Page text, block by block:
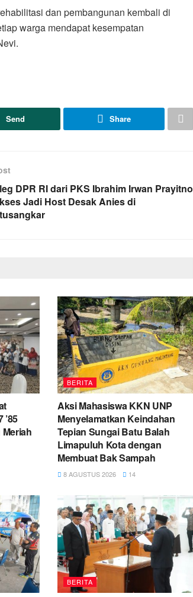
dan pembangunan kembali di
warga mendapat kesempatan
Send Share
DPR RI dari PKS Ibrahim Irwan Prayitno
Jadi Host Desak Anies di
’85
BERITA
Aksi Mahasiswa KKN UNP
Menyelamatkan Keindahan
Tepian Sungai Batu Balah
Limapuluh Kota dengan
Membuat Bak Sampah
8 AGUSTUS 2026 14
BERITA